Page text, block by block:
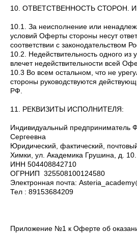
10. ОТВЕТСТВЕННОСТЬ СТОРОН.
10.1. За неисполнение или
условий Оферты стороны несут
соответствии с законодательством
10.2. Недействительность одного
влечет недействительности всей
10.3 Во всем остальном, что не
стороны руководствуются
РФ.
11. РЕКВИЗИТЫ ИСПОЛНИТЕЛЯ:
Индивидуальный предприниматель
Сергеевна
Юридический, фактический,
Химки, ул. Академика Грушина, д. 10.
ИНН 504408842710
ОГРНИП 325508100124580
Электронная почта:
Тел : 89153684209
Приложение №1 к Оферте об